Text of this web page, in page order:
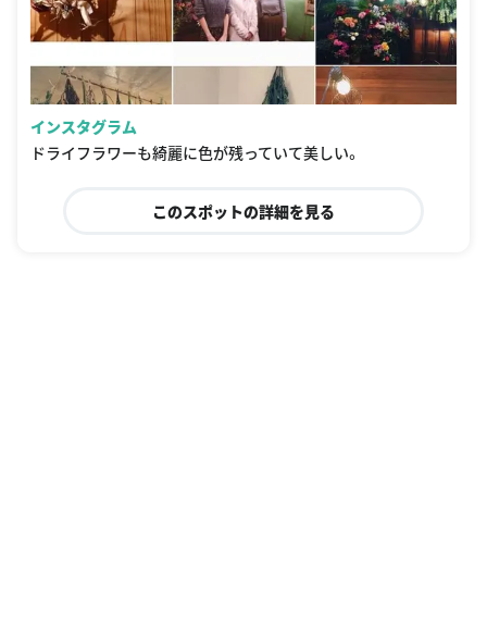
インスタグラム
ドライフラワーも綺麗に色が残っていて美しい。
このスポットの詳細を見る